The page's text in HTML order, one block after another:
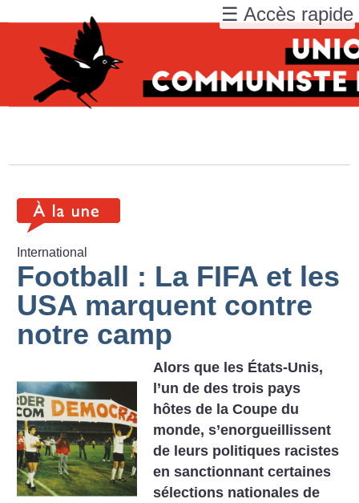
International
Football : La FIFA et les
USA marquent contre
notre camp
Alors que les États-Unis,
l’un de des trois pays
hôtes de la Coupe du
monde, s’enorgueillissent
de leurs politiques racistes
en sanctionnant certaines
sélections nationales de
☰ Accès rapide